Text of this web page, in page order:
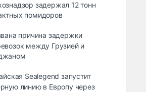
задержал 12 тонн
помидоров
причина задержки
между Грузией и
Sealegend запустит
линию в Европу через